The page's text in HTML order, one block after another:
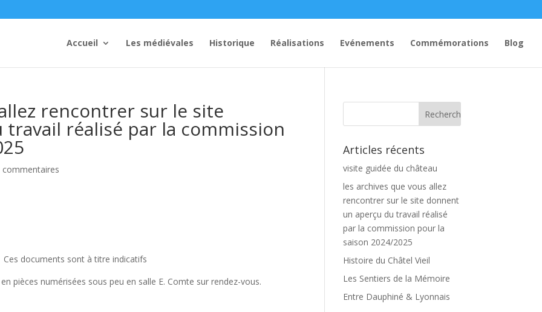
Accueil Les médiévales Historique Réalisations Evénements Commémorations Blog
rencontrer sur le site
réalisé par la commission
commentaires
sont à titre indicatifs
pièces numérisées sous peu en salle E. Comte sur rendez-vous.
Articles récents
visite guidée du château
les archives que vous allez
rencontrer sur le site donnent
un aperçu du travail réalisé
par la commission pour la
saison 2024/2025
Histoire du Châtel Vieil
Les Sentiers de la Mémoire
Entre Dauphiné & Lyonnais